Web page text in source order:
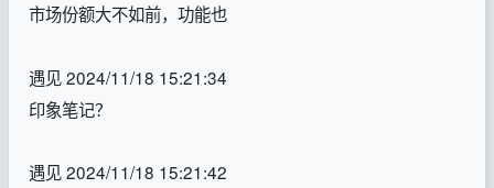
市场份额大不如前，功能也
遇见 2024/11/18 15:21:34
印象笔记？
遇见 2024/11/18 15:21:42